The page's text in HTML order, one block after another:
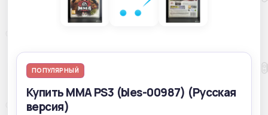
ПОПУЛЯРНЫЙ
Купить MMA PS3 (bles-00987) (Русская
версия)